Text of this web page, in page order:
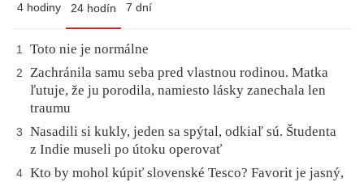
4 hodiny 24 hodín 7 dní
1 Toto nie je normálne
2
Zachránila samu seba pred vlastnou rodinou. Matka
ľutuje, že ju porodila, namiesto lásky zanechala len
traumu
3
Nasadili si kukly, jeden sa spýtal, odkiaľ sú. Študenta
z Indie museli po útoku operovať
4 Kto by mohol kúpiť slovenské Tesco? Favorit je jasný,